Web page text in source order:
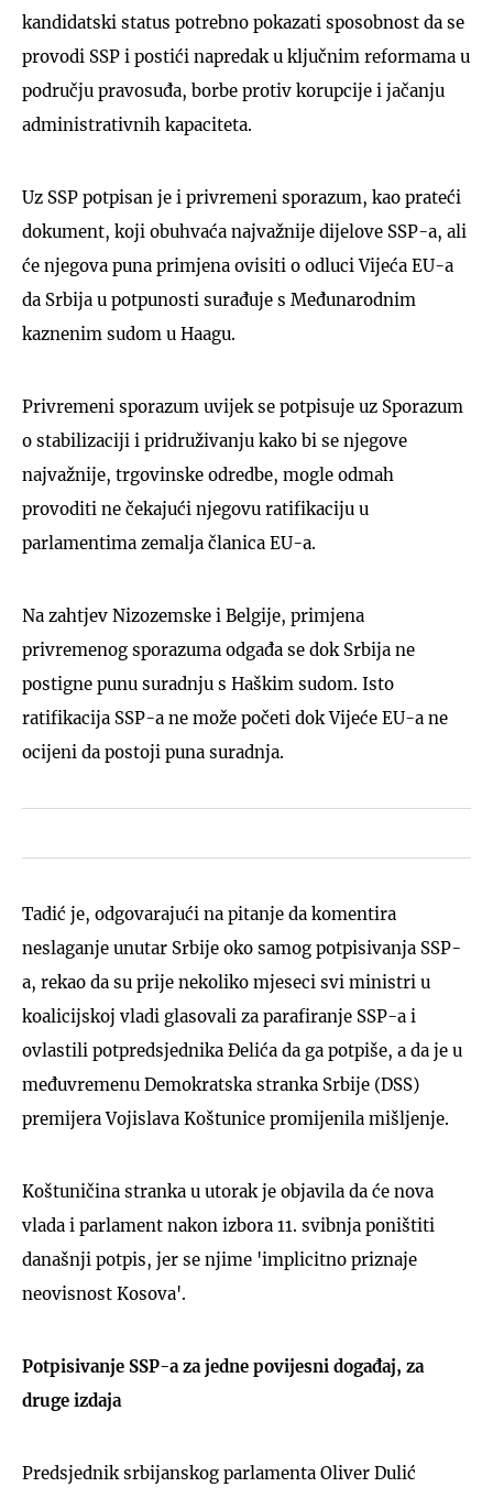
kandidatski status potrebno pokazati sposobnost da se
provodi SSP i postići napredak u ključnim reformama u
području pravosuđa, borbe protiv korupcije i jačanju
administrativnih kapaciteta.
Uz SSP potpisan je i privremeni sporazum, kao prateći
dokument, koji obuhvaća najvažnije dijelove SSP-a, ali
će njegova puna primjena ovisiti o odluci Vijeća EU-a
da Srbija u potpunosti surađuje s Međunarodnim
kaznenim sudom u Haagu.
Privremeni sporazum uvijek se potpisuje uz Sporazum
o stabilizaciji i pridruživanju kako bi se njegove
najvažnije, trgovinske odredbe, mogle odmah
provoditi ne čekajući njegovu ratifikaciju u
parlamentima zemalja članica EU-a.
Na zahtjev Nizozemske i Belgije, primjena
privremenog sporazuma odgađa se dok Srbija ne
postigne punu suradnju s Haškim sudom. Isto
ratifikacija SSP-a ne može početi dok Vijeće EU-a ne
ocijeni da postoji puna suradnja.
Tadić je, odgovarajući na pitanje da komentira
neslaganje unutar Srbije oko samog potpisivanja SSP-
a, rekao da su prije nekoliko mjeseci svi ministri u
koalicijskoj vladi glasovali za parafiranje SSP-a i
ovlastili potpredsjednika Đelića da ga potpiše, a da je u
međuvremenu Demokratska stranka Srbije (DSS)
premijera Vojislava Koštunice promijenila mišljenje.
Koštuničina stranka u utorak je objavila da će nova
vlada i parlament nakon izbora 11. svibnja poništiti
današnji potpis, jer se njime 'implicitno priznaje
neovisnost Kosova'.
Potpisivanje SSP-a za jedne povijesni događaj, za
druge izdaja
Predsjednik srbijanskog parlamenta Oliver Dulić